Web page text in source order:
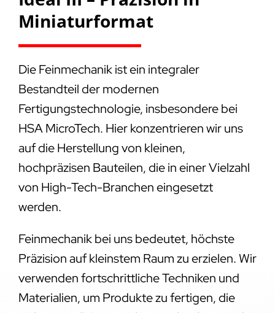
Miniaturformat
Die Feinmechanik ist ein integraler
Bestandteil der modernen
Fertigungstechnologie, insbesondere bei
HSA MicroTech. Hier konzentrieren wir uns
auf die Herstellung von kleinen,
hochpräzisen Bauteilen, die in einer Vielzahl
von High-Tech-Branchen eingesetzt
werden.
Feinmechanik bei uns bedeutet, höchste
Präzision auf kleinstem Raum zu erzielen. Wir
verwenden fortschrittliche Techniken und
Materialien, um Produkte zu fertigen, die